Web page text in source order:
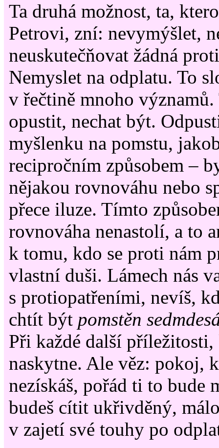
Ta druhá možnost, ta,
Petrovi, zní: nevymýšlet,
neuskutečňovat žádná
Nemyslet na odplatu. To
v řečtině mnoho
opustit, nechat být.
myšlenku na pomstu,
recipročním způsobem –
nějakou rovnováhu nebo
přece iluze. Tímto
rovnováha nenastolí, a to
k tomu, kdo se proti nám
vlastní duši. Lámech nás
s protiopatřeními, nevíš,
chtít být pomstěn
Při každé další příležitosti,
naskytne. Ale věz: pokoj,
nezískáš, pořád ti to bude
budeš cítit ukřivděný,
v zajetí své touhy po